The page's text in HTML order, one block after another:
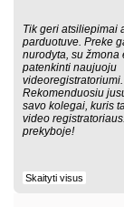
Tik geri atsiliepimai
parduotuve. Preke
nurodyta, su žmona
patenkinti naujuoju
videoregistratoriumi.
Rekomenduosiu
savo kolegai, kuris
video
prekyboje!
Skaityti visus